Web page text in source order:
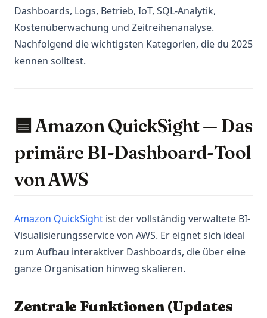
Dashboards, Logs, Betrieb, IoT, SQL-Analytik,
Kostenüberwachung und Zeitreihenanalyse.
Nachfolgend die wichtigsten Kategorien, die du 2025
kennen solltest.
🟦 Amazon QuickSight — Das
primäre BI-Dashboard-Tool
von AWS
Amazon QuickSight(opens in a new tab)
ist der vollständig verwaltete BI-
Visualisierungsservice von AWS. Er eignet sich ideal
zum Aufbau interaktiver Dashboards, die über eine
ganze Organisation hinweg skalieren.
Zentrale Funktionen (Updates